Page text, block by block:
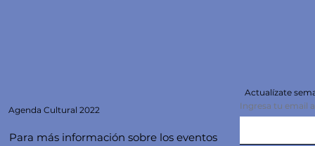
Agenda Cultural 2022
Para más información sobre los eventos
Actualízate
Ingresa tu email